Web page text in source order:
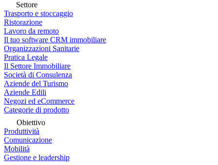
Settore
Trasporto e stoccaggio
Ristorazione
Lavoro da remoto
Il tuo software CRM immobiliare
Organizzazioni Sanitarie
Pratica Legale
Il Settore Immobiliare
Società di Consulenza
Aziende del Turismo
Aziende Edili
Negozi ed eCommerce
Categorie di prodotto
Obiettivo
Produttività
Comunicazione
Mobilità
Gestione e leadership